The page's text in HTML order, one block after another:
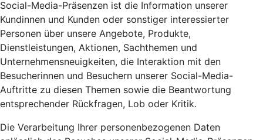
Social-Media-Präsenzen ist die Information unserer
Kundinnen und Kunden oder sonstiger interessierter
Personen über unsere Angebote, Produkte,
Dienstleistungen, Aktionen, Sachthemen und
Unternehmensneuigkeiten, die Interaktion mit den
Besucherinnen und Besuchern unserer Social-Media-
Auftritte zu diesen Themen sowie die Beantwortung
entsprechender Rückfragen, Lob oder Kritik.
Die Verarbeitung Ihrer personenbezogenen Daten